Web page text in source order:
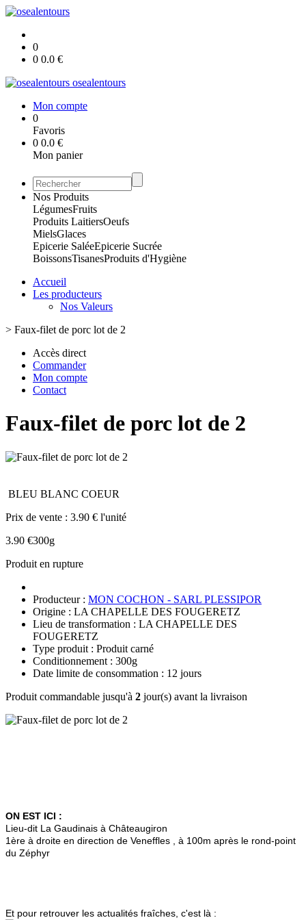
0
0 0.0 €
osealentours
Mon compte
0
Favoris
0 0.0 €
Mon panier
Nos Produits
LégumesFruits
Produits LaitiersOeufs
MielsGlaces
Epicerie SaléeEpicerie Sucrée
BoissonsTisanesProduits d'Hygiène
Accueil
Les producteurs
Nos Valeurs
> Faux-filet de porc lot de 2
Accès direct
Commander
Mon compte
Contact
Faux-filet de porc lot de 2
BLEU BLANC COEUR
Prix de vente : 3.90 € l'unité
3.90 €300g
Produit en rupture
Producteur : MON COCHON - SARL PLESSIPOR
Origine : LA CHAPELLE DES FOUGERETZ
Lieu de transformation : LA CHAPELLE DES
FOUGERETZ
Type produit : Produit carné
Conditionnement : 300g
Date limite de consommation : 12 jours
Produit commandable jusqu'à 2 jour(s) avant la livraison
ON EST ICI :
Lieu-dit La Gaudinais à Châteaugiron
1ère à droite en direction de Veneffles , à 100m après le rond-point
du Zéphyr
Et pour retrouver les actualités fraîches, c'est là :